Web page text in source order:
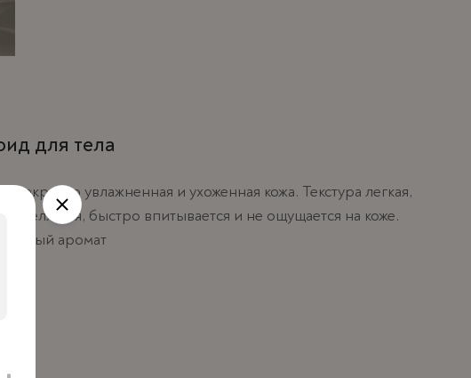
для тела
прекрасно увлажненная и ухоженная кожа. Текстура легкая,
быстро впитывается и не ощущается на коже.
аромат